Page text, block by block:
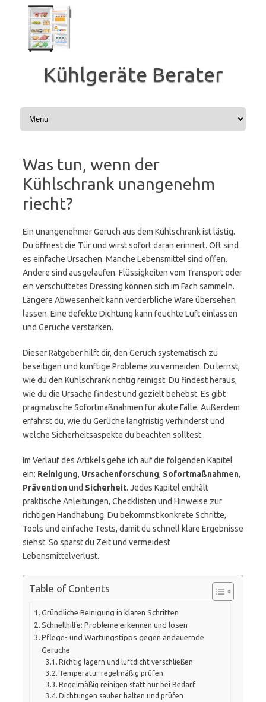
Zum
Inhalt
springen
Kühlgeräte Berater
Was tun, wenn der
Kühlschrank unangenehm
riecht?
Ein unangenehmer Geruch aus dem Kühlschrank ist lästig.
Du öffnest die Tür und wirst sofort daran erinnert. Oft sind
es einfache Ursachen. Manche Lebensmittel sind offen.
Andere sind ausgelaufen. Flüssigkeiten vom Transport oder
ein verschüttetes Dressing können sich im Fach sammeln.
Längere Abwesenheit kann verderbliche Ware übersehen
lassen. Eine defekte Dichtung kann feuchte Luft einlassen
und Gerüche verstärken.
Dieser Ratgeber hilft dir, den Geruch systematisch zu
beseitigen und künftige Probleme zu vermeiden. Du lernst,
wie du den Kühlschrank richtig reinigst. Du findest heraus,
wie du die Ursache findest und gezielt behebst. Es gibt
pragmatische Sofortmaßnahmen für akute Fälle. Außerdem
erfährst du, wie du Gerüche langfristig verhinderst und
welche Sicherheitsaspekte du beachten solltest.
Im Verlauf des Artikels gehe ich auf die folgenden Kapitel
ein: Reinigung, Ursachenforschung, Sofortmaßnahmen,
Präventionund Sicherheit. Jedes Kapitel enthält
praktische Anleitungen, Checklisten und Hinweise zur
richtigen Handhabung. Du bekommst konkrete Schritte,
Tools und einfache Tests, damit du schnell klare Ergebnisse
siehst. So sparst du Zeit und vermeidest
Lebensmittelverlust.
Table of Contents
Gründliche Reinigung in klaren Schritten
Schnellhilfe: Probleme erkennen und lösen
Pflege- und Wartungstipps gegen andauernde
Gerüche
Richtig lagern und luftdicht verschließen
Temperatur regelmäßig prüfen
Regelmäßig reinigen statt nur bei Bedarf
Dichtungen sauber halten und prüfen